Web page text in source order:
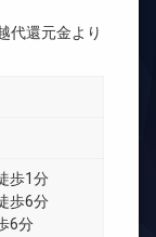
代還元金より
歩1分
歩6分
6分